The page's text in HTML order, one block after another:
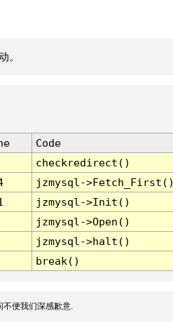
。
Code
checkredirect()
jzmysql-
jzmysql->Init()
jzmysql->Open()
jzmysql->halt()
break()
便我们深感歉意.